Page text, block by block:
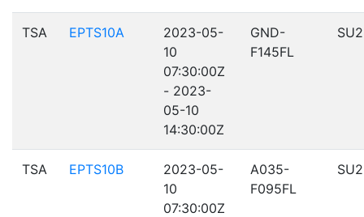
TSA EPTS10A
2023-05-
10
07:30:00Z
- 2023-
05-10
14:30:00Z
GND-
F145FL
TSA EPTS10B
2023-05-
10
07:30:00Z
A035-
F095FL